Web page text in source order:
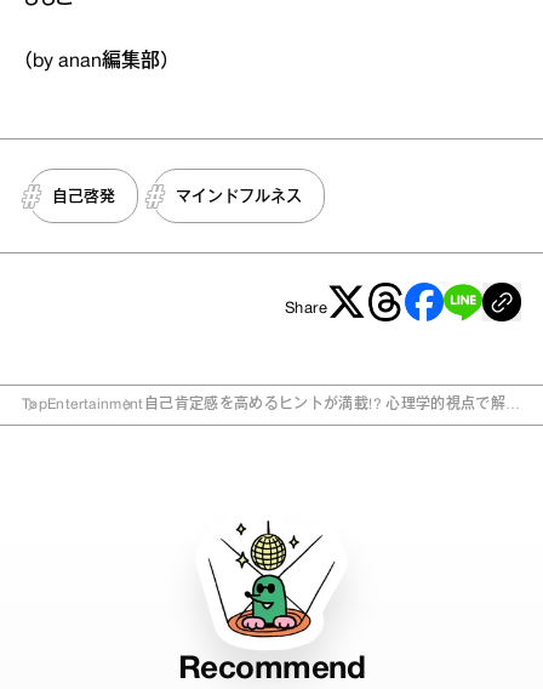
（by anan編集部）
自己啓発 マインドフルネス
Share
TopEntertainment 自己肯定感を高めるヒントが満載!? 心理学的視点で解説
Recommend